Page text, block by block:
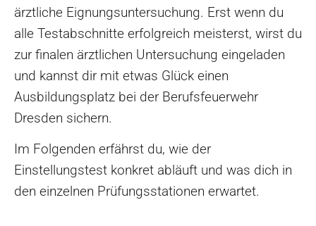
ärztliche Eignungsuntersuchung. Erst wenn du
alle Testabschnitte erfolgreich meisterst, wirst du
zur finalen ärztlichen Untersuchung eingeladen
und kannst dir mit etwas Glück einen
Ausbildungsplatz bei der Berufsfeuerwehr
Dresden sichern.
Im Folgenden erfährst du, wie der
Einstellungstest konkret abläuft und was dich in
den einzelnen Prüfungsstationen erwartet.